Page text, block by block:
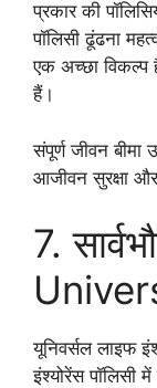
प्रकार की
पॉलिसी ढूंढना
एक अच्छा विकल्प
हैं।
संपूर्ण जीवन
आजीवन सुरक्षा
7.
यूनिवर्सल लाइफ
इंश्योरेंस